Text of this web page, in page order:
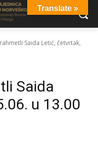
Saida Letić, četvrtak,
Saida
u 13.00
Translate »